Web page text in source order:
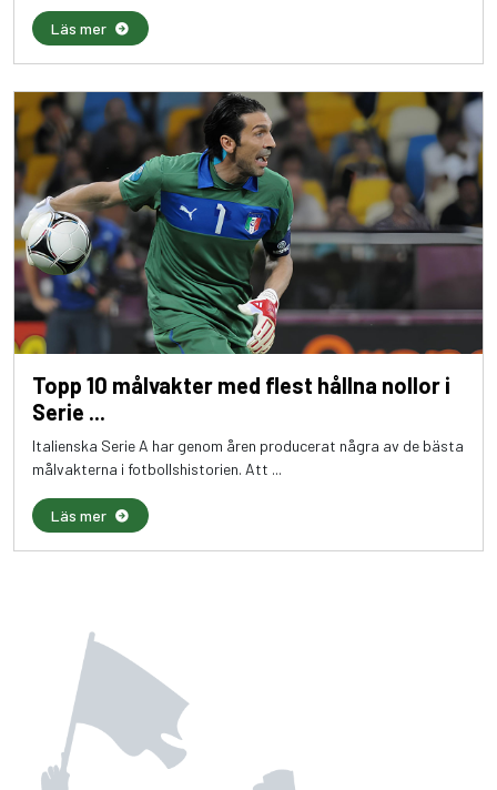
Läs mer
Topp 10 målvakter med flest hållna nollor i
Serie ...
Italienska Serie A har genom åren producerat några av de bästa
målvakterna i fotbollshistorien. Att ...
Läs mer